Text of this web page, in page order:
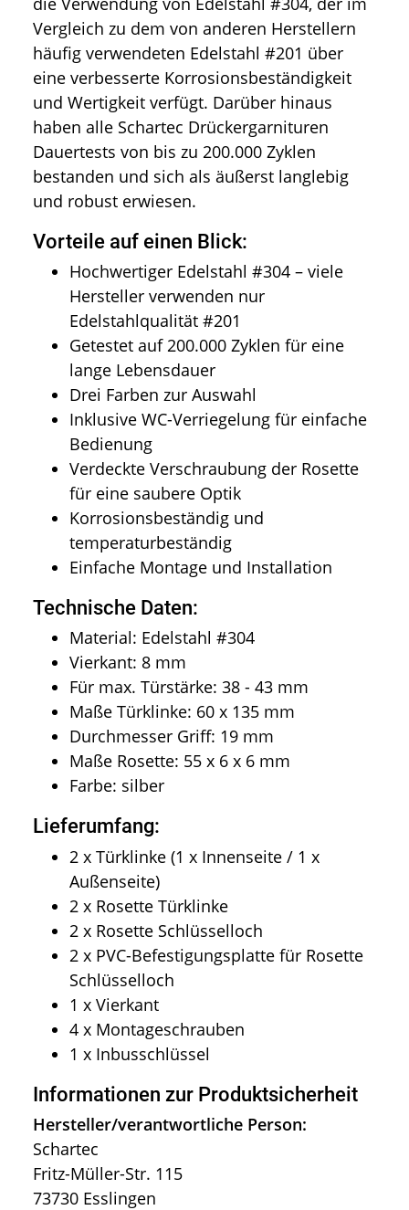
Vergleich zu dem von anderen Herstellern
häufig verwendeten Edelstahl #201 über
eine verbesserte Korrosionsbeständigkeit
und Wertigkeit verfügt. Darüber hinaus
haben alle Schartec Drückergarnituren
Dauertests von bis zu 200.000 Zyklen
bestanden und sich als äußerst langlebig
und robust erwiesen.
Vorteile auf einen Blick:
Hochwertiger Edelstahl #304 – viele
Hersteller verwenden nur
Edelstahlqualität #201
Getestet auf 200.000 Zyklen für eine
lange Lebensdauer
Drei Farben zur Auswahl
Inklusive WC-Verriegelung für einfache
Bedienung
Verdeckte Verschraubung der Rosette
für eine saubere Optik
Korrosionsbeständig und
temperaturbeständig
Einfache Montage und Installation
Technische Daten:
Material: Edelstahl #304
Vierkant: 8 mm
Für max. Türstärke: 38 - 43 mm
Maße Türklinke: 60 x 135 mm
Durchmesser Griff: 19 mm
Maße Rosette: 55 x 6 x 6 mm
Farbe: silber
Lieferumfang:
2 x Türklinke (1 x Innenseite / 1 x
Außenseite)
2 x Rosette Türklinke
2 x Rosette Schlüsselloch
2 x PVC-Befestigungsplatte für Rosette
Schlüsselloch
1 x Vierkant
4 x Montageschrauben
1 x Inbusschlüssel
Informationen zur Produktsicherheit
Hersteller/verantwortliche Person:
Schartec
Fritz-Müller-Str. 115
73730 Esslingen